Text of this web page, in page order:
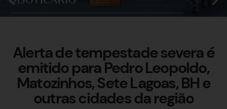
Alerta de tempestade severa é
emitido para Pedro Leopoldo,
Matozinhos, Sete Lagoas, BH e
outras cidades da região